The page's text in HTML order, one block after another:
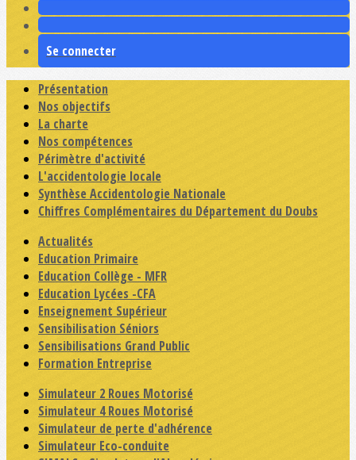
Se connecter
Présentation
Nos objectifs
La charte
Nos compétences
Périmètre d'activité
L'accidentologie locale
Synthèse Accidentologie Nationale
Chiffres Complémentaires du Département du Doubs
Actualités
Education Primaire
Education Collège - MFR
Education Lycées -CFA
Enseignement Supérieur
Sensibilisation Séniors
Sensibilisations Grand Public
Formation Entreprise
Simulateur 2 Roues Motorisé
Simulateur 4 Roues Motorisé
Simulateur de perte d'adhérence
Simulateur Eco-conduite